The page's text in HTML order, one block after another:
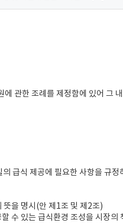
관한 조례를 제정함에 있어 그
급식 제공에 필요한 사항을 규
뜻을 명시(안 제1조 및 제2조)
수 있는 급식환경 조성을 시장의